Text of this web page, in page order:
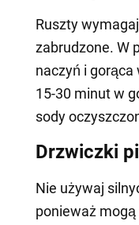
Ruszty
zabrudzone. W
naczyń i
15-30 minut w
sody
Drzwiczki
Nie używaj
ponieważ